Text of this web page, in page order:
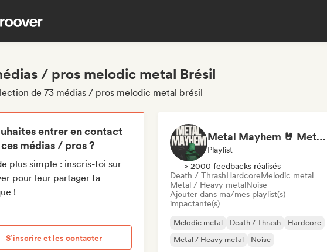
/ pros melodic metal Brésil
de 73 médias / pros melodic metal brésil
entrer en contact
médias / pros ?
plus simple : inscris-toi sur
pour leur partager ta
!
S’inscrire et les contacter
Metal Mayhem 🤘 Metalcore, Deathcore & Progressive Metal
Playlist
> 2000 feedbacks réalisés
Death / ThrashHardcoreMelodic metal
Metal / Heavy metalNoise
Ajouter dans ma/mes playlist(s)
impactante(s)
Melodic metal Death / Thrash
Hardcore
Metal / Heavy metal
Noise